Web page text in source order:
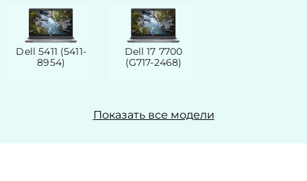
Dell 5411 (5411-
8954)
Dell 17 7700
(G717-2468)
Показать все модели